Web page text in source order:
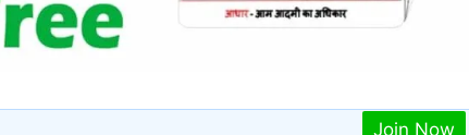
Join Now